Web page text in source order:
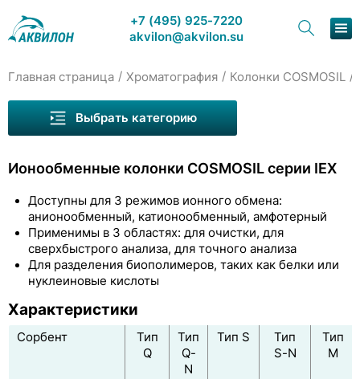
+7 (495) 925-7220
akvilon@akvilon.su
Решения
Сервис и ремонт
Главная страница / Хроматография / Колонки COSMOSIL /
Ионообменные колонки COSMOSIL серии IEX
Доступны для 3 режимов ионного обмена:
анионообменный, катионообменный, амфотерный
Применимы в 3 областях: для очистки, для
сверхбыстрого анализа, для точного анализа
Для разделения биополимеров, таких как белки или
нуклеиновые кислоты
Характеристики
Сорбент
Тип
Q
Тип
Q-
N
Тип S
Тип
S-N
Тип
M
Выбрать категорию
Колонки Wayeal для ВЭЖХ
Колонки Welch для ВЭЖХ
Колонки COSMOSIL
Колонки «ядро-оболочка»
Обращённо-фазовые колонки С18 (ODS)
Другие обращённо-фазовые колонки
Нормально-фазовые колонки COSMOSIL SL-II